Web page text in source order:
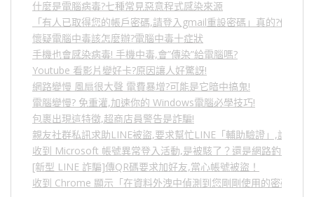
什麼是電腦病毒?七種常見惡意程式感染來源
「有人已取得您的帳戶密碼,請登入gmail重設密碼」真的?假的?5
懷疑電腦中毒該怎麼辦?電腦中毒十症狀
手機也會感染病毒! 手機中毒,會”傳染”給電腦嗎?
Youtube 看影片變好卡?原因讓人好驚訝!
網路變慢 風扇很大聲 電費暴增?可能是它暗中搞鬼!
電腦變慢? 免重灌,加速你的 Windows電腦必學技巧!
包裹出現這特徵,超商店員警告是詐騙!
親友社群私訊求助LINE被盜,要求幫忙LINE「輔助驗證」,詐騙
收到 Microsoft 帳號異常登入活動,是被駭了？還是網路釣魚？
[新型 LINE 詐騙]傳QR碼要求加好友,當心帳號被盜！
收到 Chrome 顯示「在資料外洩中偵測到您剛剛使用的密碼」